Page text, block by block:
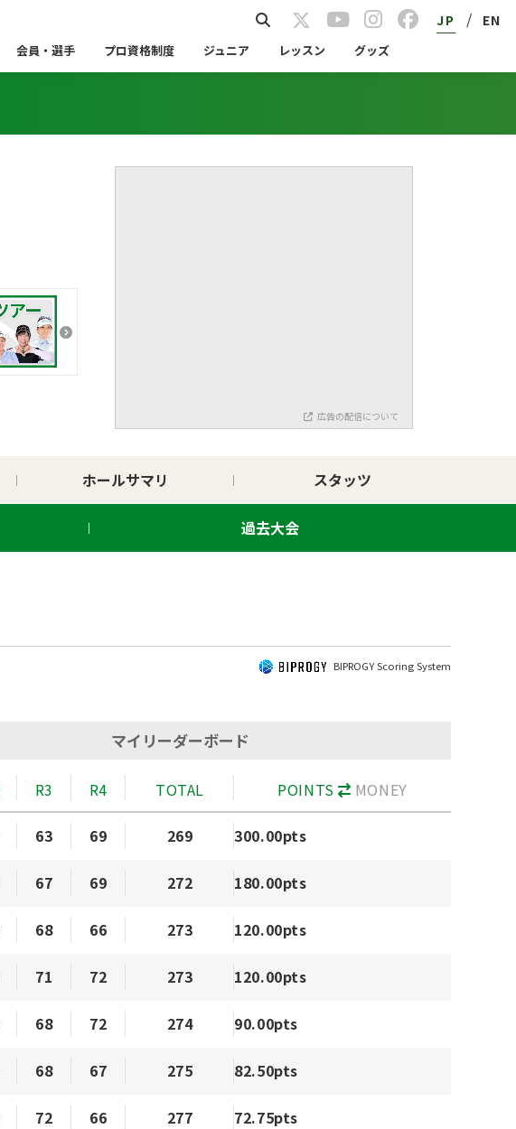
JP / EN
会員・選手 プロ資格制度 ジュニア レッスン グッズ
広告の配信について
ホールサマリ スタッツ
過去大会
BIPROGY Scoring System
マイリーダーボード
R3 R4 TOTAL POINTS MONEY
63 69 269 300.00pts
67 69 272 180.00pts
68 66 273 120.00pts
71 72 273 120.00pts
68 72 274 90.00pts
68 67 275 82.50pts
72 66 277 72.75pts